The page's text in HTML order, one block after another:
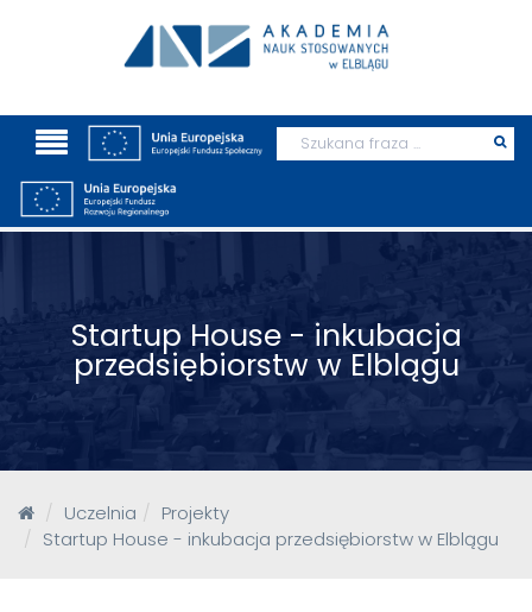
Wyszukaj
Startup House - inkubacja
przedsiębiorstw w Elblągu
Uczelnia
Projekty
Startup House - inkubacja przedsiębiorstw w Elblągu